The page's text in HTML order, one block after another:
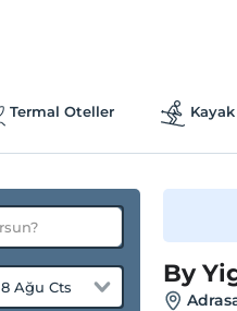
Termal Oteller
8 Ağu Cts By